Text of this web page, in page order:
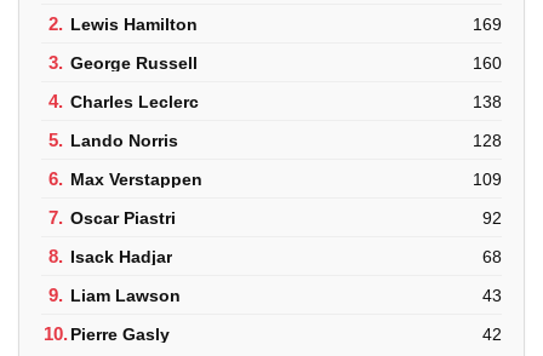
2. Lewis Hamilton 169
3. George Russell 160
4. Charles Leclerc 138
5. Lando Norris 128
6. Max Verstappen 109
7. Oscar Piastri 92
8. Isack Hadjar 68
9. Liam Lawson 43
10.Pierre Gasly 42